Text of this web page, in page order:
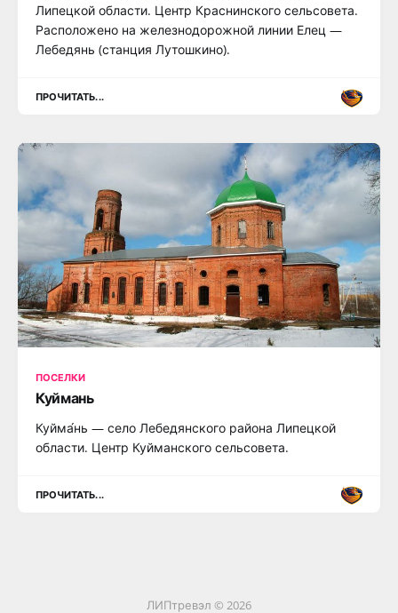
Липецкой области. Центр Краснинского сельсовета.
Расположено на железнодорожной линии Елец —
Лебедянь (станция Лутошкино).
ПРОЧИТАТЬ...
ПОСЕЛКИ
Куймань
Куйма́нь — село Лебедянского района Липецкой
области. Центр Куйманского сельсовета.
ПРОЧИТАТЬ...
ЛИПтревэл © 2026